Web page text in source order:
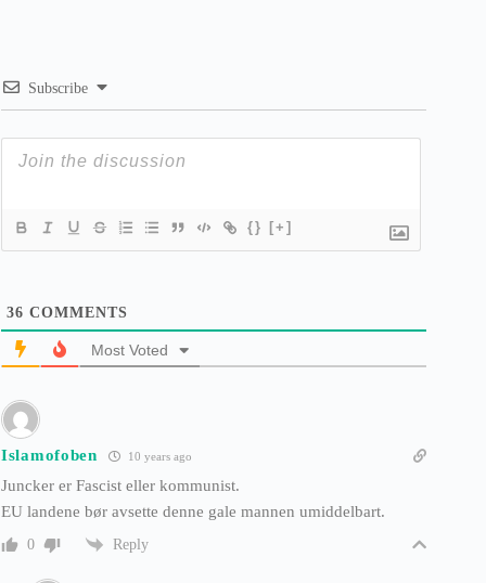
Subscribe
{} [+]
36 COMMENTS
Most Voted
Islamofoben 10 years ago
Juncker er Fascist eller kommunist.
EU landene bør avsette denne gale mannen umiddelbart.
0 Reply